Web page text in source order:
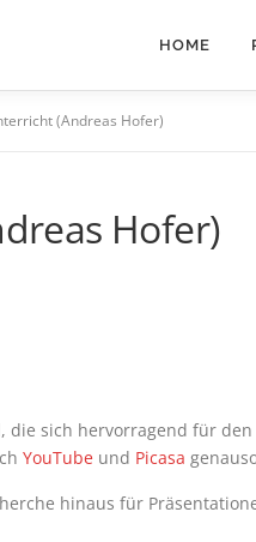
HOME
(Andreas Hofer)
Hofer)
die sich hervorragend für
YouTube und Picasa
hinaus für